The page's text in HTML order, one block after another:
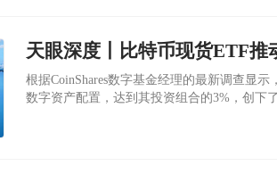
根据CoinShares数字基金经理的最新调查显示
数字资产配置，达到其投资组合的3%，创下